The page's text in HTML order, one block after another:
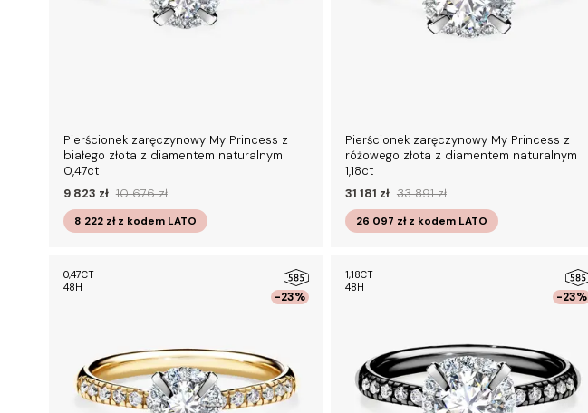
Pierścionek zaręczynowy My Princess z
białego złota z diamentem naturalnym
0,47ct
9 823 zł 10 676 zł
8 222 zł z kodemLATO
Pierścionek zaręczynowy My Princess z
różowego złota z diamentem naturalnym
1,18ct
31 181 zł 33 891 zł
26 097 zł z kodemLATO
-23%
0,47CT
48H
-23%
1,18CT
48H